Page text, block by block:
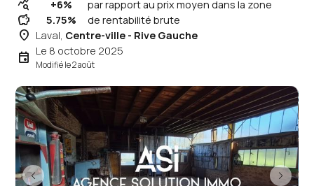
query_stats +6% par rapport au prix moyen dans la zone
savings 5.75% de rentabilité brute
place Laval, Centre-ville - Rive Gauche
event Le 8 octobre 2025
Modifié le 2 août